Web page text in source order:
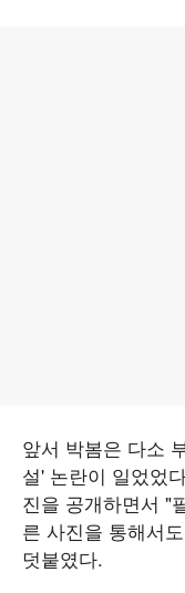
앞서 박봄은 다소
설' 논란이 일었었
진을 공개하면서 "
른 사진을 통해서
덧붙였다.